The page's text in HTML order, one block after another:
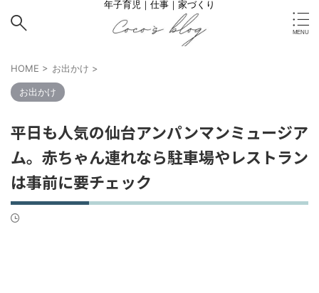
年子育児｜仕事｜家づくり
HOME > お出かけ >
お出かけ
平日も人気の仙台アンパンマンミュージア
ム。赤ちゃん連れなら駐車場やレストラン
は事前に要チェック